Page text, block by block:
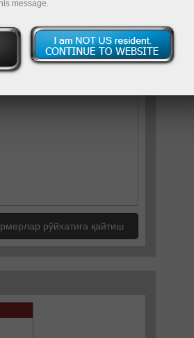
1251
рўйхатига қайтиш
message.